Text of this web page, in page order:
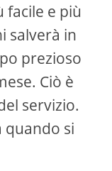
facile e più
salverà in
prezioso
Ciò è
servizio.
quando si